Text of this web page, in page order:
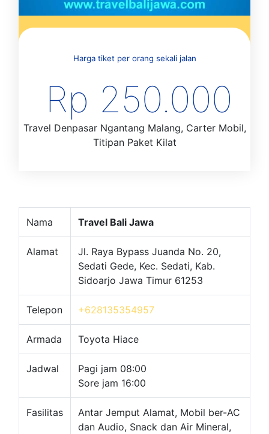
Harga tiket per orang sekali jalan
Rp 250.000
Travel Denpasar Ngantang Malang, Carter Mobil,
Titipan Paket Kilat
Nama Travel Bali Jawa
Alamat
Jl. Raya Bypass Juanda No. 20,
Sedati Gede, Kec. Sedati, Kab.
Sidoarjo Jawa Timur 61253
Telepon +628135354957
Armada Toyota Hiace
Jadwal
Pagi jam 08:00
Sore jam 16:00
Fasilitas
Antar Jemput Alamat, Mobil ber-AC
dan Audio, Snack dan Air Mineral,